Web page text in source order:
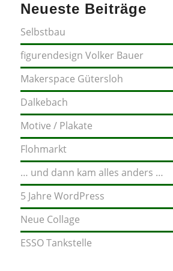
Neueste Beiträge
Selbstbau
figurendesign Volker Bauer
Makerspace Gütersloh
Dalkebach
Motive / Plakate
Flohmarkt
… und dann kam alles anders …
5 Jahre WordPress
Neue Collage
ESSO Tankstelle